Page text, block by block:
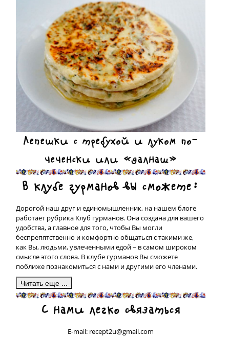
Лепешки с требухой и луком по-
чеченски или «далнаш»
В клубе гурманов вы сможете:
Дорогой наш друг и единомышленник, на нашем блоге
работает рубрика Клуб гурманов. Она создана для вашего
удобства, а главное для того, чтобы Вы могли
беспрепятственно и комфортно общаться с такими же,
как Вы, людьми, увлеченными едой – в самом широком
смысле этого слова. В клубе гурманов Вы сможете
поближе познакомиться с нами и другими его членами.
Здесь, в подрубрике «Сделано на моей кухне» у вас будет
прекрасная возможность поделиться со всеми рецептами
блюд, которые были сделаны вашими собственными
рецепт с фотографией приготовленного Вами блюда
С нами легко связаться
E-mail: recept2u@gmail.com